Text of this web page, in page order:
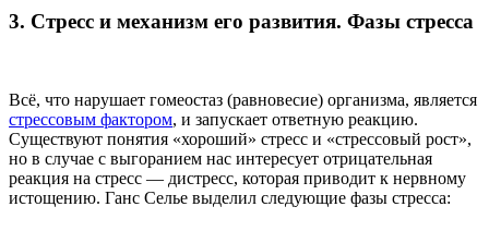
3. Стресс и механизм его развития. Фазы стресса
Всё, что нарушает гомеостаз (равновесие) организма, является
стрессовым фактором, и запускает ответную реакцию.
Существуют понятия «хороший» стресс и «стрессовый рост»,
но в случае с выгоранием нас интересует отрицательная
реакция на стресс — дистресс, которая приводит к нервному
истощению. Ганс Селье выделил следующие фазы стресса: